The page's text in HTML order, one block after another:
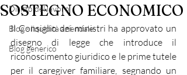
Diritto del lavoro
Blog - liquidità aziendale
Blog generico
SOSTEGNO ECONOMICO
Il Consiglio dei ministri ha approvato un
disegno di legge che introduce il
riconoscimento giuridico e le prime tutele
per il caregiver familiare, segnando un